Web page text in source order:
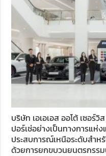
บริษัท เอเอเอส ออโต้ เซอร์
ปอร์เช่อย่างเป็นทางการแห่
ประสบการณ์เหนือระดับสำ
ด้วยการยกขบวนยนตรกรรม